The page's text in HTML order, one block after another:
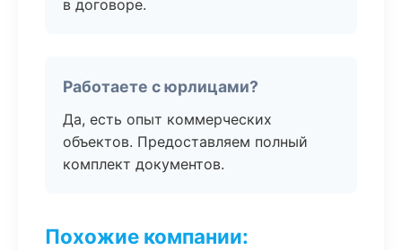
в договоре.
Работаете с юрлицами?
Да, есть опыт коммерческих
объектов. Предоставляем полный
комплект документов.
Похожие компании: